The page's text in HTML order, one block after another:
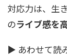
対応力は、生
のライブ感を
▶ あわせて読